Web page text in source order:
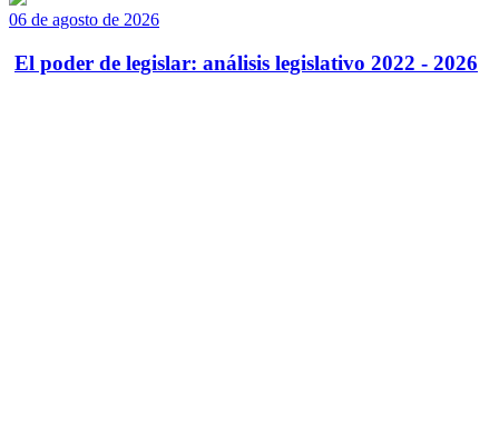
06 de agosto de 2026
El poder de legislar: análisis legislativo 2022 - 2026